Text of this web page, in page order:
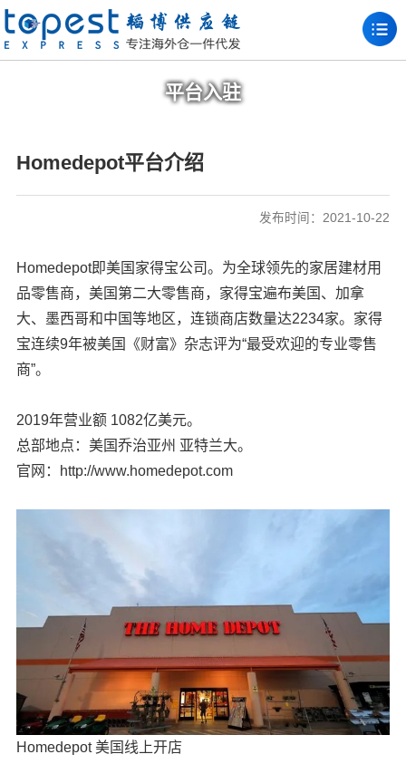
平台入驻
Homedepot平台介绍
发布时间：2021-10-22
Homedepot即美国家得宝公司。为全球领先的家居建材用
品零售商，美国第二大零售商，家得宝遍布美国、加拿
大、墨西哥和中国等地区，连锁商店数量达2234家。家得
宝连续9年被美国《财富》杂志评为“最受欢迎的专业零售
商”。
2019年营业额 1082亿美元。
总部地点：美国乔治亚州 亚特兰大。
官网：http://www.homedepot.com
Homedepot 美国线上开店